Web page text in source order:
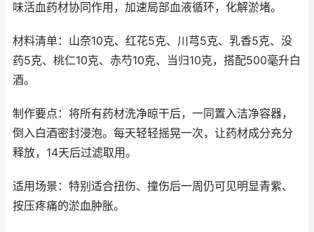
味活血药材协同作用，加速局部血液循环，化解淤堵。
材料清单：山奈10克、红花5克、川芎5克、乳香5克、没
药5克、桃仁10克、赤芍10克、当归10克，搭配500毫升白
酒。
制作要点：将所有药材洗净晾干后，一同置入洁净容器，
倒入白酒密封浸泡。每天轻轻摇晃一次，让药材成分充分
释放，14天后过滤取用。
适用场景：特别适合扭伤、撞伤后一周仍可见明显青紫、
按压疼痛的淤血肿胀。